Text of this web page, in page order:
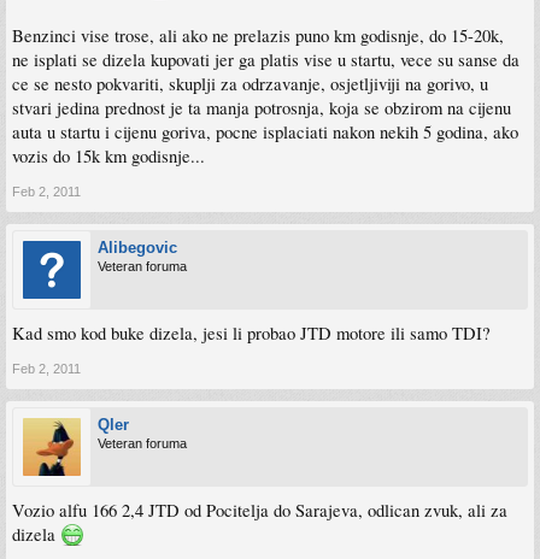
Benzinci vise trose, ali ako ne prelazis puno km godisnje, do 15-20k,
ne isplati se dizela kupovati jer ga platis vise u startu, vece su sanse da
ce se nesto pokvariti, skuplji za odrzavanje, osjetljiviji na gorivo, u
stvari jedina prednost je ta manja potrosnja, koja se obzirom na cijenu
auta u startu i cijenu goriva, pocne isplaciati nakon nekih 5 godina, ako
vozis do 15k km godisnje...
Feb 2, 2011
Alibegovic
Veteran foruma
Kad smo kod buke dizela, jesi li probao JTD motore ili samo TDI?
Feb 2, 2011
Qler
Veteran foruma
Vozio alfu 166 2,4 JTD od Pocitelja do Sarajeva, odlican zvuk, ali za
dizela